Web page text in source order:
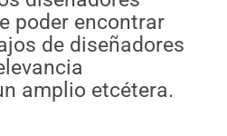
poder encontrar
de diseñadores
amplio etcétera.